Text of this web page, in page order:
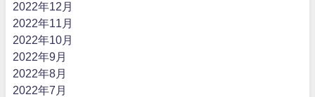
2022年12月
2022年11月
2022年10月
2022年9月
2022年8月
2022年7月